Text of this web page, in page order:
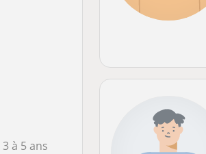
à 5 ans